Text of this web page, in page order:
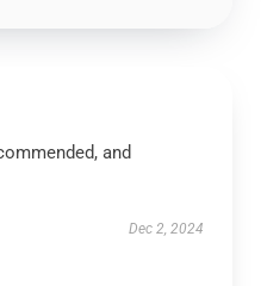
and
Dec 2, 2024